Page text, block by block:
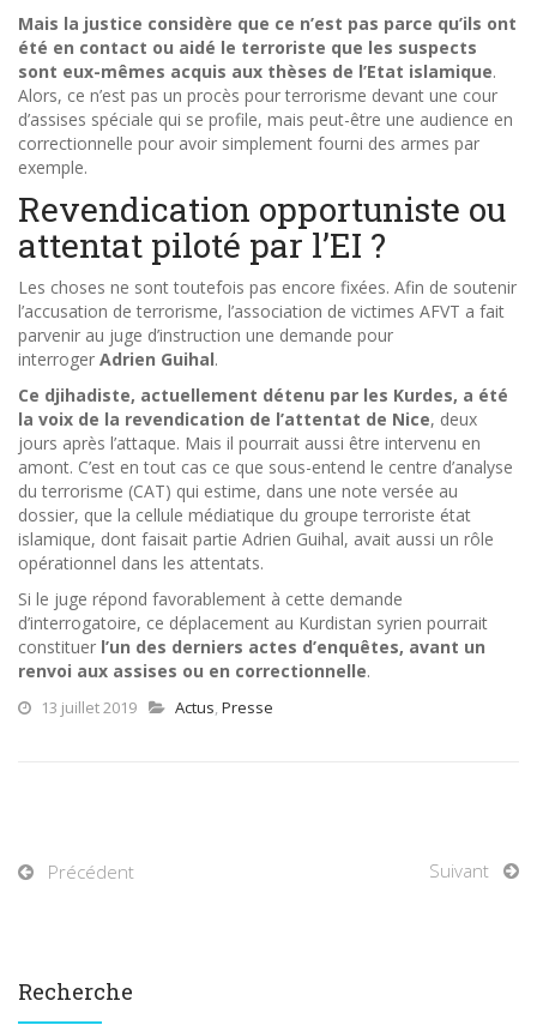
Mais la justice considère que ce n’est pas parce qu’ils ont
été en contact ou aidé le terroriste que les suspects
sont eux-mêmes acquis aux thèses de l’Etat islamique.
Alors, ce n’est pas un procès pour terrorisme devant une cour
d’assises spéciale qui se profile, mais peut-être une audience en
correctionnelle pour avoir simplement fourni des armes par
exemple.
Revendication opportuniste ou
attentat piloté par l’EI ?
Les choses ne sont toutefois pas encore fixées. Afin de soutenir
l’accusation de terrorisme, l’association de victimes AFVT a fait
parvenir au juge d’instruction une demande pour
interroger Adrien Guihal.
Ce djihadiste, actuellement détenu par les Kurdes, a été
la voix de la revendication de l’attentat de Nice, deux
jours après l’attaque. Mais il pourrait aussi être intervenu en
amont. C’est en tout cas ce que sous-entend le centre d’analyse
du terrorisme (CAT) qui estime, dans une note versée au
dossier, que la cellule médiatique du groupe terroriste état
islamique, dont faisait partie Adrien Guihal, avait aussi un rôle
opérationnel dans les attentats.
Si le juge répond favorablement à cette demande
d’interrogatoire, ce déplacement au Kurdistan syrien pourrait
constituer l’un des derniers actes d’enquêtes, avant un
renvoi aux assises ou en correctionnelle.
13 juillet 2019 Actus, Presse
Précédent Suivant
Recherche